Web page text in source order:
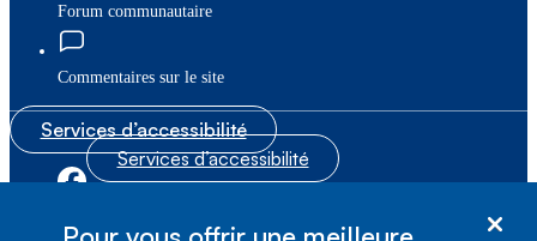
Forum communautaire
Commentaires sur le site
Services d’accessibilité
Services d’accessibilité